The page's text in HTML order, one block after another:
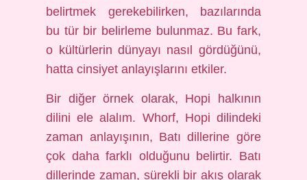
belirtmek gerekebilirken, bazılarında
bu tür bir belirleme bulunmaz. Bu fark,
o kültürlerin dünyayı nasıl gördüğünü,
hatta cinsiyet anlayışlarını etkiler.
Bir diğer örnek olarak, Hopi halkının
dilini ele alalım. Whorf, Hopi dilindeki
zaman anlayışının, Batı dillerine göre
çok daha farklı olduğunu belirtir. Batı
dillerinde zaman, sürekli bir akış olarak